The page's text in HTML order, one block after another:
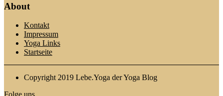
About
Kontakt
Impressum
Yoga Links
Startseite
Copyright 2019 Lebe.Yoga der Yoga Blog